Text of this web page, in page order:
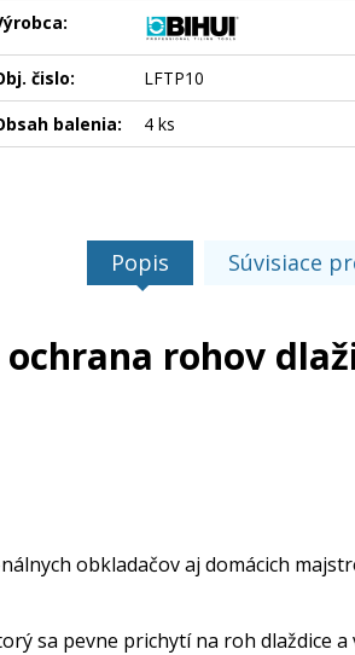
čislo:
LFTP10
balenia:
4 ks
Popis Súvisiace
rohov
obkladačov aj domácich
sa pevne prichytí na roh dlaždice